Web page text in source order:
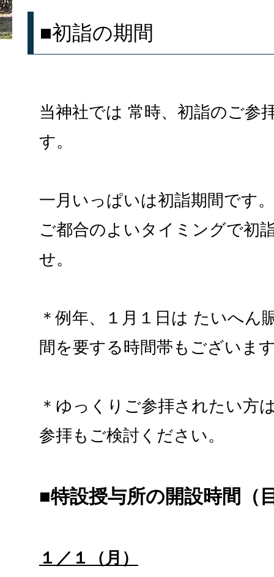
■初詣の期間
当神社では 常時、初詣のご参
す。
一月いっぱいは初詣期間です。
ご都合のよいタイミングで初
せ。
＊例年、１月１日は たいへん
間を要する時間帯もございま
＊ゆっくりご参拝されたい方
参拝もご検討ください。
■特設授与所の開設時間（
１／１（月）